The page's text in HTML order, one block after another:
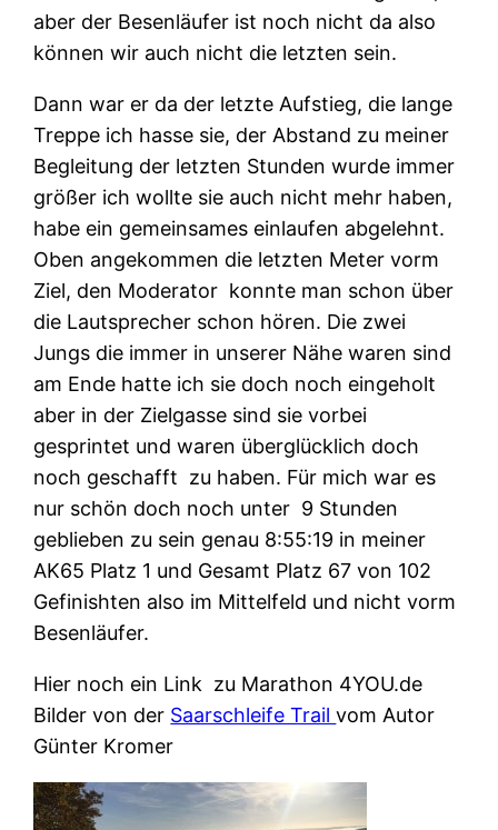
aber der Besenläufer ist noch nicht da also
können wir auch nicht die letzten sein.
Dann war er da der letzte Aufstieg, die lange
Treppe ich hasse sie, der Abstand zu meiner
Begleitung der letzten Stunden wurde immer
größer ich wollte sie auch nicht mehr haben,
habe ein gemeinsames einlaufen abgelehnt.
Oben angekommen die letzten Meter vorm
Ziel, den Moderator konnte man schon über
die Lautsprecher schon hören. Die zwei
Jungs die immer in unserer Nähe waren sind
am Ende hatte ich sie doch noch eingeholt
aber in der Zielgasse sind sie vorbei
gesprintet und waren überglücklich doch
noch geschafft zu haben. Für mich war es
nur schön doch noch unter 9 Stunden
geblieben zu sein genau 8:55:19 in meiner
AK65 Platz 1 und Gesamt Platz 67 von 102
Gefinishten also im Mittelfeld und nicht vorm
Besenläufer.
Hier noch ein Link zu Marathon 4YOU.de
Bilder von der Saarschleife Trailvom Autor
Günter Kromer